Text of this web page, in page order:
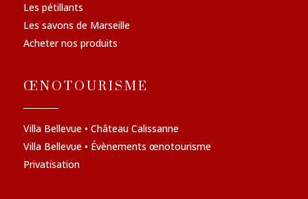
Les pétillants
Les savons de Marseille
Acheter nos produits
ŒNOTOURISME
Villa Bellevue • Château Calissanne
Villa Bellevue • Évènements œnotourisme
Privatisation